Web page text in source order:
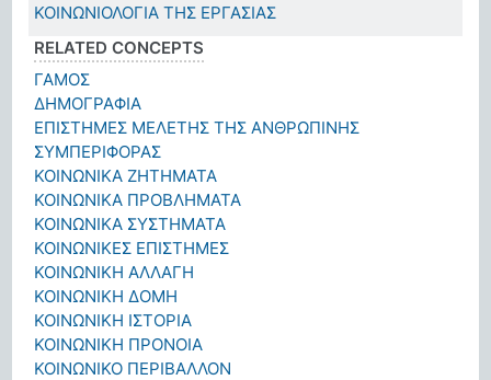
ΚΟΙΝΩΝΙΟΛΟΓΙΑ ΤΗΣ ΕΡΓΑΣΙΑΣ
RELATED CONCEPTS
ΓΑΜΟΣ
ΔΗΜΟΓΡΑΦΙΑ
ΕΠΙΣΤΗΜΕΣ ΜΕΛΕΤΗΣ ΤΗΣ ΑΝΘΡΩΠΙΝΗΣ
ΣΥΜΠΕΡΙΦΟΡΑΣ
ΚΟΙΝΩΝΙΚΑ ΖΗΤΗΜΑΤΑ
ΚΟΙΝΩΝΙΚΑ ΠΡΟΒΛΗΜΑΤΑ
ΚΟΙΝΩΝΙΚΑ ΣΥΣΤΗΜΑΤΑ
ΚΟΙΝΩΝΙΚΕΣ ΕΠΙΣΤΗΜΕΣ
ΚΟΙΝΩΝΙΚΗ ΑΛΛΑΓΗ
ΚΟΙΝΩΝΙΚΗ ΔΟΜΗ
ΚΟΙΝΩΝΙΚΗ ΙΣΤΟΡΙΑ
ΚΟΙΝΩΝΙΚΗ ΠΡΟΝΟΙΑ
ΚΟΙΝΩΝΙΚΟ ΠΕΡΙΒΑΛΛΟΝ